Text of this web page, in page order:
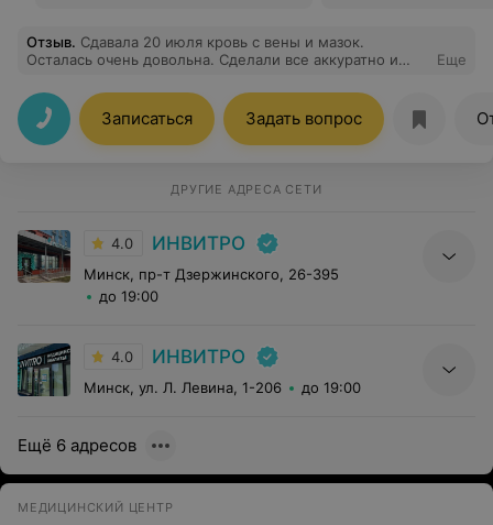
Отзыв. Сдавала 20 июля кровь с вены и мазок.
Осталась очень довольна. Сделали все аккуратно и
приходить только к Вам.
Еще
Записаться Задать вопрос
ДРУГИЕ АДРЕСА СЕТИ
4.0 ИНВИТРО
Минск, пр-т Дзержинского, 26-395
до 19:00
4.0 ИНВИТРО
Минск, ул. Л. Левина, 1-206 до 19:00
Ещё 6 адресов
МЕДИЦИНСКИЙ ЦЕНТР